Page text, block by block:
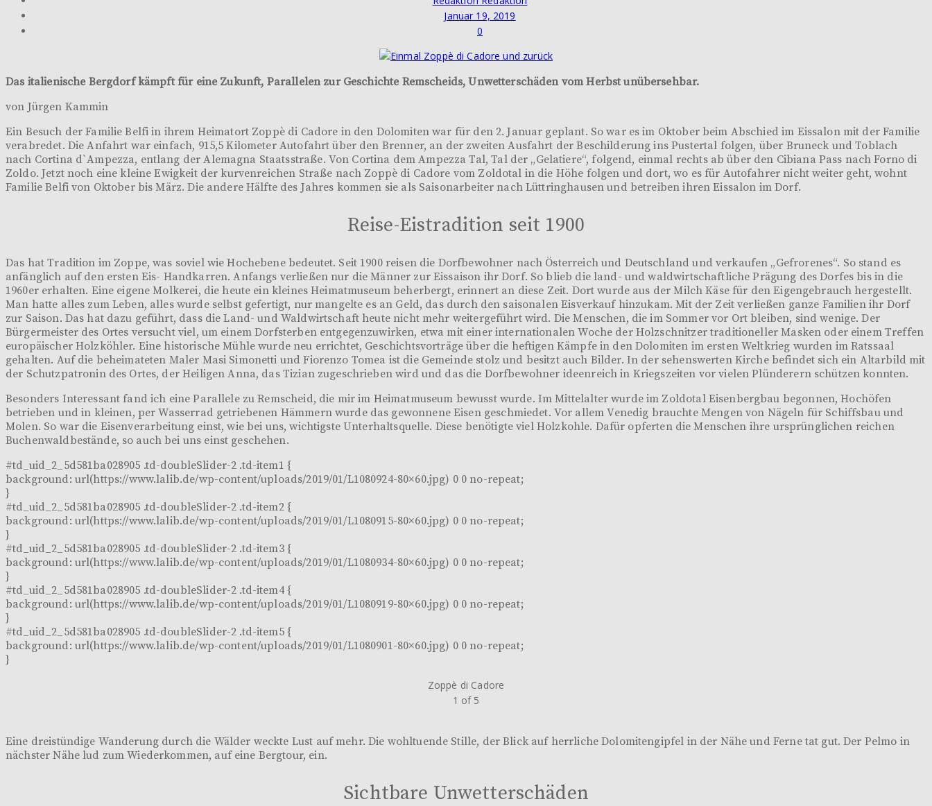
Januar 19, 2019
0
Das italienische Bergdorf kämpft für eine Zukunft, Parallelen zur Geschichte Remscheids, Unwetterschäden vom Herbst unübersehbar.
von Jürgen Kammin
Ein Besuch der Familie Belfi in ihrem Heimatort Zoppè di Cadore in den Dolomiten war für den 2. Januar geplant. So war es im Oktober beim Abschied im Eissalon mit der Familie
verabredet. Die Anfahrt war einfach, 915,5 Kilometer Autofahrt über den Brenner, an der zweiten Ausfahrt der Beschilderung ins Pustertal folgen, über Bruneck und Toblach
nach Cortina d`Ampezza, entlang der Alemagna Staatsstraße. Von Cortina dem Ampezza Tal, Tal der „Gelatiere“, folgend, einmal rechts ab über den Cibiana Pass nach Forno di
Zoldo. Jetzt noch eine kleine Ewigkeit der kurvenreichen Straße nach Zoppè di Cadore vom Zoldotal in die Höhe folgen und dort, wo es für Autofahrer nicht weiter geht, wohnt
Familie Belfi von Oktober bis März. Die andere Hälfte des Jahres kommen sie als Saisonarbeiter nach Lüttringhausen und betreiben ihren Eissalon im Dorf.
Reise-Eistradition seit 1900
Das hat Tradition im Zoppe, was soviel wie Hochebene bedeutet. Seit 1900 reisen die Dorfbewohner nach Österreich und Deutschland und verkaufen „Gefrorenes“. So stand es
anfänglich auf den ersten Eis- Handkarren. Anfangs verließen nur die Männer zur Eissaison ihr Dorf. So blieb die land- und waldwirtschaftliche Prägung des Dorfes bis in die
1960er erhalten. Eine eigene Molkerei, die heute ein kleines Heimatmuseum beherbergt, erinnert an diese Zeit. Dort wurde aus der Milch Käse für den Eigengebrauch hergestellt.
Man hatte alles zum Leben, alles wurde selbst gefertigt, nur mangelte es an Geld, das durch den saisonalen Eisverkauf hinzukam. Mit der Zeit verließen ganze Familien ihr Dorf
zur Saison. Das hat dazu geführt, dass die Land- und Waldwirtschaft heute nicht mehr weitergeführt wird. Die Menschen, die im Sommer vor Ort bleiben, sind wenige. Der
Bürgermeister des Ortes versucht viel, um einem Dorfsterben entgegenzuwirken, etwa mit einer internationalen Woche der Holzschnitzer traditioneller Masken oder einem Treffen
europäischer Holzköhler. Eine historische Mühle wurde neu errichtet, Geschichtsvorträge über die heftigen Kämpfe in den Dolomiten im ersten Weltkrieg wurden im Ratssaal
gehalten. Auf die beheimateten Maler Masi Simonetti und Fiorenzo Tomea ist die Gemeinde stolz und besitzt auch Bilder. In der sehenswerten Kirche befindet sich ein Altarbild mit
der Schutzpatronin des Ortes, der Heiligen Anna, das Tizian zugeschrieben wird und das die Dorfbewohner ideenreich in Kriegszeiten vor vielen Plünderern schützen konnten.
Besonders Interessant fand ich eine Parallele zu Remscheid, die mir im Heimatmuseum bewusst wurde. Im Mittelalter wurde im Zoldotal Eisenbergbau begonnen, Hochöfen
betrieben und in kleinen, per Wasserrad getriebenen Hämmern wurde das gewonnene Eisen geschmiedet. Vor allem Venedig brauchte Mengen von Nägeln für Schiffsbau und
Molen. So war die Eisenverarbeitung einst, wie bei uns, wichtigste Unterhaltsquelle. Diese benötigte viel Holzkohle. Dafür opferten die Menschen ihre ursprünglichen reichen
Buchenwaldbestände, so auch bei uns einst geschehen.
#td_uid_2_5d581ba028905 .td-doubleSlider-2 .td-item1 {
background: url(https://www.lalib.de/wp-content/uploads/2019/01/L1080924-80×60.jpg) 0 0 no-repeat;
}
#td_uid_2_5d581ba028905 .td-doubleSlider-2 .td-item2 {
background: url(https://www.lalib.de/wp-content/uploads/2019/01/L1080915-80×60.jpg) 0 0 no-repeat;
}
#td_uid_2_5d581ba028905 .td-doubleSlider-2 .td-item3 {
background: url(https://www.lalib.de/wp-content/uploads/2019/01/L1080934-80×60.jpg) 0 0 no-repeat;
}
#td_uid_2_5d581ba028905 .td-doubleSlider-2 .td-item4 {
background: url(https://www.lalib.de/wp-content/uploads/2019/01/L1080919-80×60.jpg) 0 0 no-repeat;
}
#td_uid_2_5d581ba028905 .td-doubleSlider-2 .td-item5 {
background: url(https://www.lalib.de/wp-content/uploads/2019/01/L1080901-80×60.jpg) 0 0 no-repeat;
}
Zoppè di Cadore
1 of 5
Eine dreistündige Wanderung durch die Wälder weckte Lust auf mehr. Die wohltuende Stille, der Blick auf herrliche Dolomitengipfel in der Nähe und Ferne tat gut. Der Pelmo in
nächster Nähe lud zum Wiederkommen, auf eine Bergtour, ein.
Sichtbare Unwetterschäden